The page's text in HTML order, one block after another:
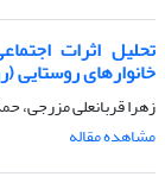
تحلیل اثرات
خانوارهای روستایی
زهرا قربانعلی مزرجی،
مشاهده مقاله